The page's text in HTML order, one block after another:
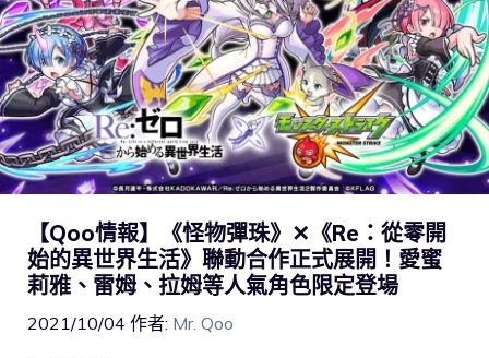
【Qoo情報】《怪物彈珠》✕《Re：從零開
始的異世界生活》聯動合作正式展開！愛蜜
莉雅、雷姆、拉姆等人氣角色限定登場
2021/10/04 作者: Mr. Qoo